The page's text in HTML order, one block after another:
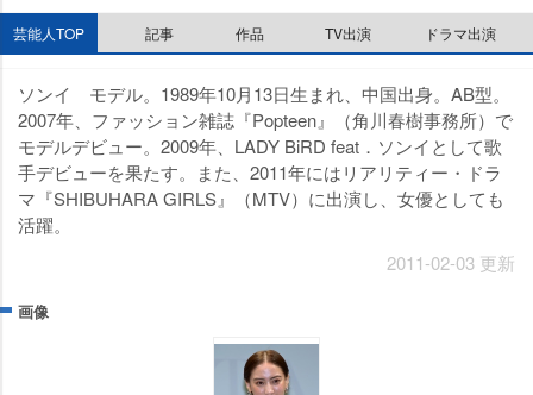
芸能人TOP 記事 作品 TV出演 ドラマ出演
ソンイ モデル。1989年10月13日生まれ、中国出身。AB型。
2007年、ファッション雑誌『Popteen』（角川春樹事務所）で
モデルデビュー。2009年、LADY BiRD feat．ソンイとして歌
手デビューを果たす。また、2011年にはリアリティー・ドラ
マ『SHIBUHARA GIRLS』（MTV）に出演し、女優としても
活躍。
2011-02-03 更新
画像